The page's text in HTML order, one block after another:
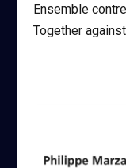
Ensemble
Together